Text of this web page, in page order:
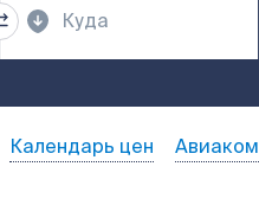
Календарь цен